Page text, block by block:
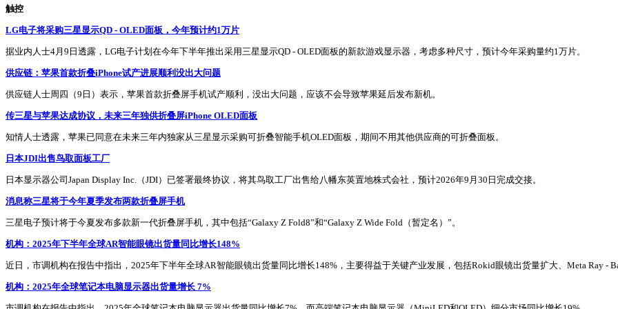
触控
LG电子将采购三星显示QD - OLED面板，今年预计约1万片
据业内人士4月9日透露，LG电子计划在今年下半年推出采用三星显示QD - OLED面板的新款游戏显示器，考虑多种尺寸，预计今年采购量约1万片。
供应链：苹果首款折叠iPhone试产进展顺利没出大问题
供应链人士周四（9日）表示，苹果首款折叠屏手机试产顺利，没出大问题，应该不会导致苹果延后发布新机。
传三星与苹果达成协议，未来三年独供折叠屏iPhone OLED面板
知情人士透露，苹果已同意在未来三年内独家从三星显示采购可折叠智能手机OLED面板，期间不用其他供应商的可折叠面板。
日本JDI出售鸟取面板工厂
日本显示器公司Japan Display Inc.（JDI）已签署最终协议，将其鸟取工厂出售给八幡东英置地株式会社，预计2026年9月30日完成交接。
消息称三星将于今年夏季发布两款折叠屏手机
三星电子预计将于今夏发布多款新一代折叠屏手机，其中包括“Galaxy Z Fold8”和“Galaxy Z Wide Fold（暂定名）”。
机构：2025年下半年全球AR智能眼镜出货量同比增长148%
近日，市调机构在报告中指出，2025年下半年全球AR智能眼镜出货量同比增长148%，主要得益于关键产业发展，包括Rokid眼镜出货量扩大、Meta Ray -
机构：2025年全球笔记本电脑显示器出货量增长 7%